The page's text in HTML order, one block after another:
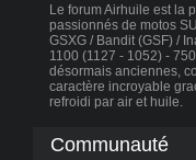
Le forum Airhuile est la
passionnés de motos
GSXG / Bandit (GSF) /
1100 (1127 - 1052) -
désormais anciennes,
caractère incroyable
refroidi par air et huile.
Communauté